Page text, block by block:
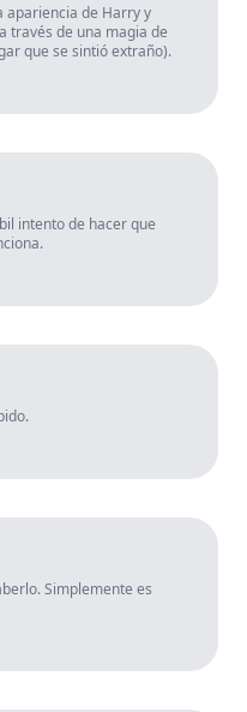
apariencia de Harry y
través de una magia de
que se sintió extraño).
intento de hacer que
Simplemente es